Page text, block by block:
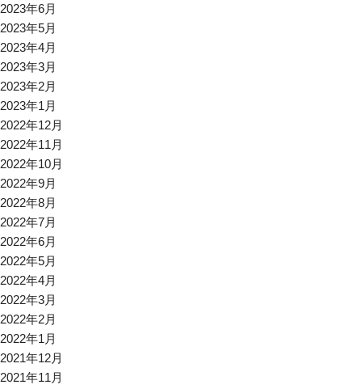
2023年6月
2023年5月
2023年4月
2023年3月
2023年2月
2023年1月
2022年12月
2022年11月
2022年10月
2022年9月
2022年8月
2022年7月
2022年6月
2022年5月
2022年4月
2022年3月
2022年2月
2022年1月
2021年12月
2021年11月